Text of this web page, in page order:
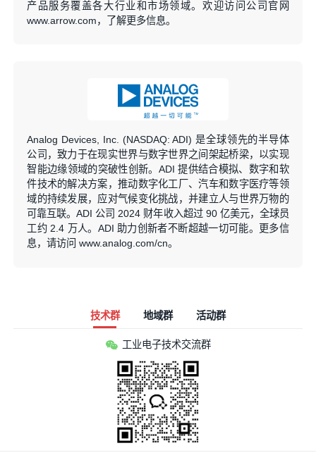
产品服务覆盖各大行业和市场领域。欢迎访问公司官网
www.arrow.com，了解更多信息。
Analog Devices, Inc. (NASDAQ: ADI) 是全球领先的半导体
公司，致力于在现实世界与数字世界之间架起桥梁，以实现
智能边缘领域的突破性创新。ADI 提供结合模拟、数字和软
件技术的解决方案，推动数字化工厂、汽车和数字医疗等领
域的持续发展，应对气候变化挑战，并建立人与世界万物的
可靠互联。ADI 公司 2024 财年收入超过 90 亿美元，全球员
工约 2.4 万人。ADI 助力创新者不断超越一切可能。更多信
息，请访问 www.analog.com/cn。
技术群 地域群 活动群
工业电子技术交流群